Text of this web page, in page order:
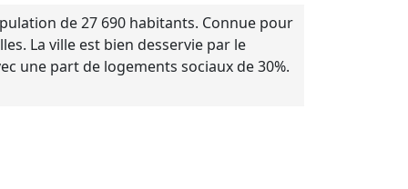
de 27 690 habitants. Connue pour
La ville est bien desservie par le
une part de logements sociaux de 30%.